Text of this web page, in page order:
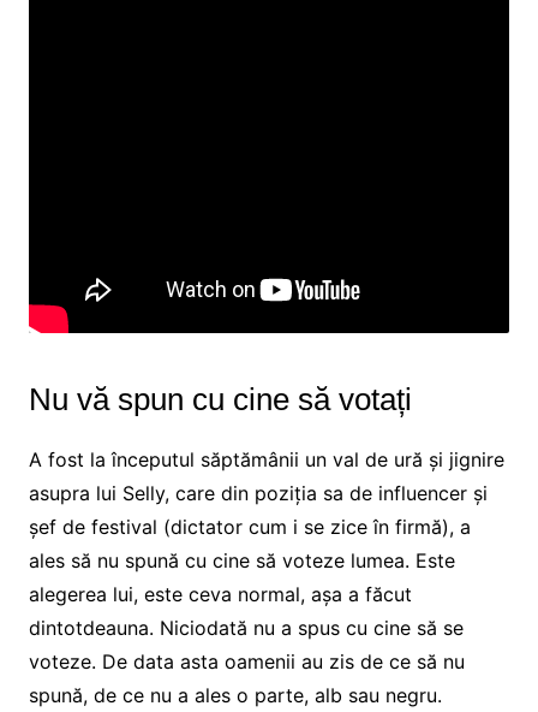
Nu vă spun cu cine să votați
A fost la începutul săptămânii un val de ură și jignire
asupra lui Selly, care din poziția sa de influencer și
șef de festival (dictator cum i se zice în firmă), a
ales să nu spună cu cine să voteze lumea. Este
alegerea lui, este ceva normal, așa a făcut
dintotdeauna. Niciodată nu a spus cu cine să se
voteze. De data asta oamenii au zis de ce să nu
spună, de ce nu a ales o parte, alb sau negru.